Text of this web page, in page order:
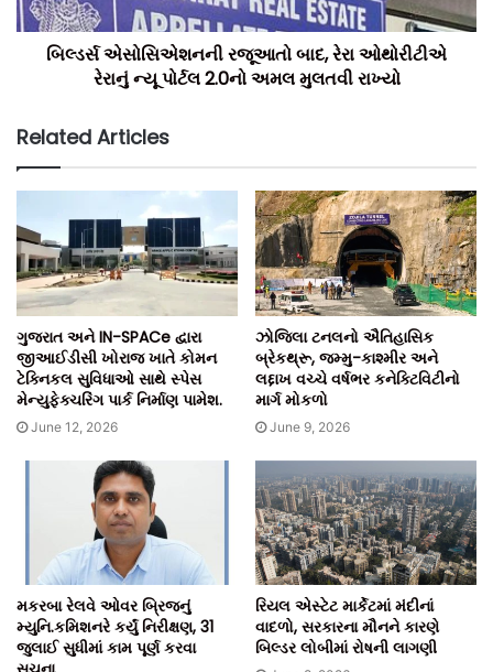
બિલ્ડર્સ એસોસિએશનની રજૂઆતો બાદ, રેરા ઓથોરીટીએ
રેરાનું ન્યૂ પોર્ટલ 2.0નો અમલ મુલતવી રાખ્યો
Related Articles
ગુજરાત અને IN-SPACe દ્વારા
જીઆઈડીસી ખોરાજ ખાતે કોમન
ટેક્નિકલ સુવિધાઓ સાથે સ્પેસ
મેન્યુફેક્ચરિંગ પાર્ક નિર્માણ પામેશ.
June 12, 2026
ઝોજિલા ટનલનો ઐતિહાસિક
બ્રેકથ્રૂ, જમ્મુ-કાશ્મીર અને
લદ્દાખ વચ્ચે વર્ષભર કનેક્ટિવિટીનો
માર્ગ મોકળો
June 9, 2026
મકરબા રેલવે ઓવર બ્રિજનું
મ્યુનિ.કમિશનરે કર્યું નિરીક્ષણ, 31
જુલાઈ સુધીમાં કામ પૂર્ણ કરવા
રિયલ એસ્ટેટ માર્કેટમાં મંદીનાં
વાદળો, સરકારના મૌનને કારણે
બિલ્ડર લોબીમાં રોષની લાગણી